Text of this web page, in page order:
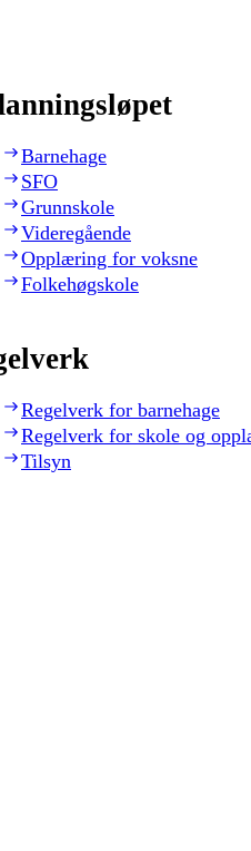
Barnehage
SFO
Grunnskole
Videregående
Opplæring for voksne
Folkehøgskole
Regelverk for barnehage
Regelverk for skole og
Tilsyn